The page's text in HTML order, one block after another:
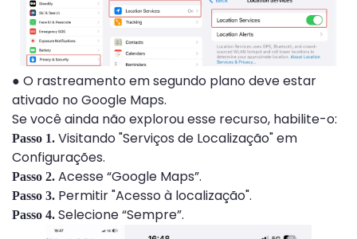
● O rastreamento em segundo plano deve estar
ativado no Google Maps.
Se você ainda não explorou esse recurso, habilite-o:
Passo 1. Visitando "Serviços de Localização" em
Configurações.
Passo 2. Acesse “Google Maps”.
Passo 3. Permitir "Acesso à localização".
Passo 4. Selecione “Sempre”.